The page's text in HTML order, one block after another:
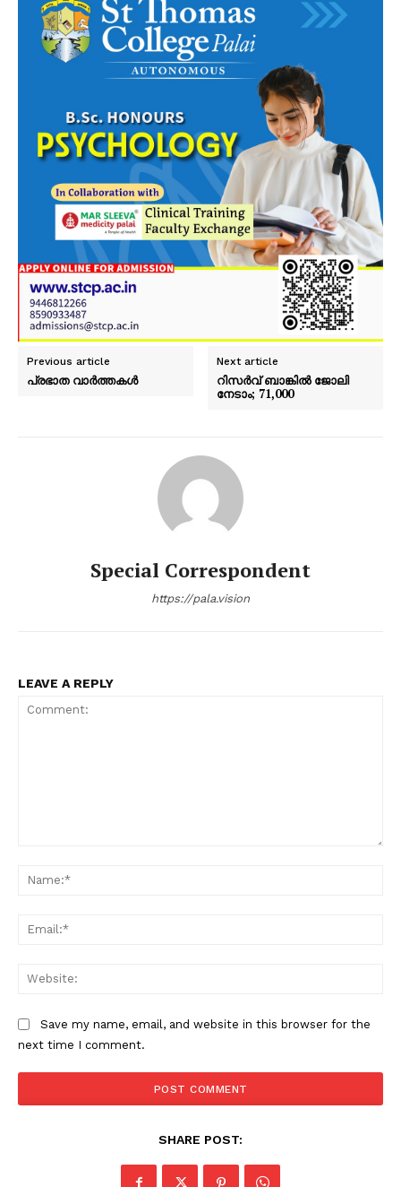
Previous article
പ്രഭാത വാർത്തകൾ
Next article
റിസർവ് ബാങ്കിൽ ജോലി
നേടാം; 71,000
Special Correspondent
https://pala.vision
LEAVE A REPLY
Save my name, email, and website in this browser for the
next time I comment.
SHARE POST: